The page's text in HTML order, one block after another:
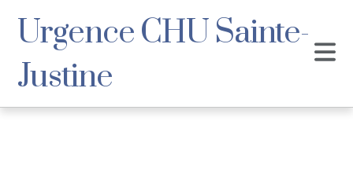
Urgence CHU Sainte-
Justine